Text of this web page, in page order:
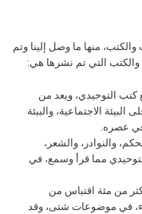
منها ما وصل إلينا وتم
والكتب التي تم نشرها هي:
كتب التوحيدي، ويعد من
الاجتماعية، والبيئة
في عصره.
والنوادر، والشعر،
مما قرأ وسمع، في
من مئة اقتباس من
في موضوعات شتى، وقد